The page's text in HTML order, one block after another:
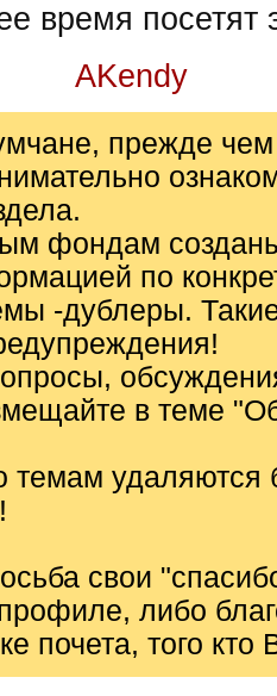
время посетят
AKendy
прежде чем
фондам
по
-дублеры.
в теме
удаляются
свои
либо
почета, того кто